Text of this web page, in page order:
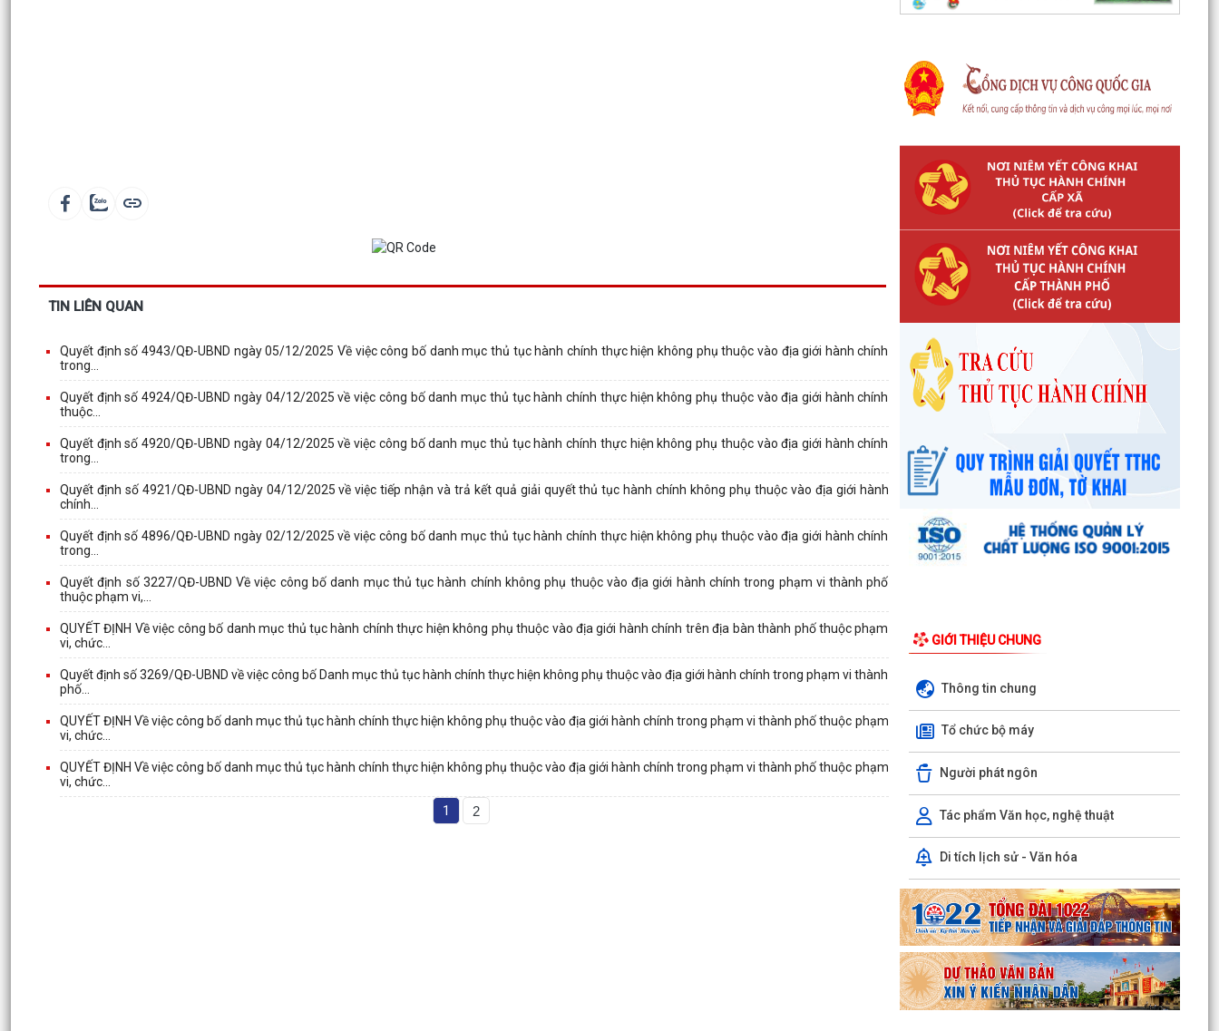
TIN LIÊN QUAN
Quyết định số 4943/QĐ-UBND ngày 05/12/2025 Về việc công bố danh mục thủ tục hành chính thực hiện không phụ thuộc vào địa giới hành chính
trong...
Quyết định số 4924/QĐ-UBND ngày 04/12/2025 về việc công bố danh mục thủ tục hành chính thực hiện không phụ thuộc vào địa giới hành chính
thuộc...
Quyết định số 4920/QĐ-UBND ngày 04/12/2025 về việc công bố danh mục thủ tục hành chính thực hiện không phụ thuộc vào địa giới hành chính
trong...
Quyết định số 4921/QĐ-UBND ngày 04/12/2025 về việc tiếp nhận và trả kết quả giải quyết thủ tục hành chính không phụ thuộc vào địa giới hành
chính...
Quyết định số 4896/QĐ-UBND ngày 02/12/2025 về việc công bố danh mục thủ tục hành chính thực hiện không phụ thuộc vào địa giới hành chính
trong...
Quyết định số 3227/QĐ-UBND Về việc công bố danh mục thủ tục hành chính không phụ thuộc vào địa giới hành chính trong phạm vi thành phố
thuộc phạm vi,...
QUYẾT ĐỊNH Về việc công bố danh mục thủ tục hành chính thực hiện không phụ thuộc vào địa giới hành chính trên địa bàn thành phố thuộc phạm
vi, chức...
Quyết định số 3269/QĐ-UBND về việc công bố Danh mục thủ tục hành chính thực hiện không phụ thuộc vào địa giới hành chính trong phạm vi thành
phố...
QUYẾT ĐỊNH Về việc công bố danh mục thủ tục hành chính thực hiện không phụ thuộc vào địa giới hành chính trong phạm vi thành phố thuộc phạm
vi, chức...
QUYẾT ĐỊNH Về việc công bố danh mục thủ tục hành chính thực hiện không phụ thuộc vào địa giới hành chính trong phạm vi thành phố thuộc phạm
vi, chức...
1 2
GIỚI THIỆU CHUNG
Thông tin chung
Tổ chức bộ máy
Người phát ngôn
Tác phẩm Văn học, nghệ thuật
Di tích lịch sử - Văn hóa
UBND phường triển khai công tác khám sức
khoẻ định kỳ, khám sàng lọc miễn phí cho người
dân trên...
sách xã hội phường Kiến An tổ chức phiên họp
giao...
Đảng viên mới
sau Kỳ họp thường lệ giữa năm 2026 HĐND
thành phố...
Hội nghị tập huấn công tác Đoàn và phong trào
thanh thiếu nhi năm 2026
Công văn số: 20/CV-TYT của Trạm y tế phường
v/v công khai số điện thoại đường dây nóng tiếp
nhận...
Lớp bồi dưỡng kiến thức An ninh phi truyền
thống và Quản trị an ninh phi truyền thống năm
2026
Công văn số 3357/UBND-KT ngày 28/7/2026